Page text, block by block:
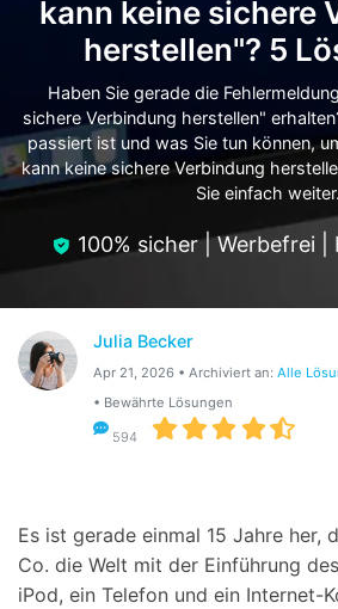
Lösungen
Presseraum
Shop
Support
Weitere Tools und Apps
Full Toolkit anzeigen >
Entdecken Sie weitere Dr.Fone-
Lernen und Unterstützung
Ressourcen & Lernen
Hilfe und Unterstützung erhalten
Android 16 FRP-Umgehung
DOWNLOAD
kann keine sichere
herstellen"? 5
Haben Sie gerade die
sichere Verbindung herstellen"
passiert ist und was Sie tun können,
kann keine sichere Verbindung
Sie einfach weiter.
100% sicher | Werbefrei |
Julia Becker
Apr 21, 2026 • Archiviert an: Alle
• Bewährte Lösungen
594
Es ist gerade einmal 15 Jahre her,
Co. die Welt mit der Einführung
iPod, ein Telefon und ein Internet-